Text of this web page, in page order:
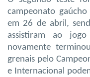
campeonato
em 26 de abril,
assistiram ao
novamente
grenais pelo
e Internacional